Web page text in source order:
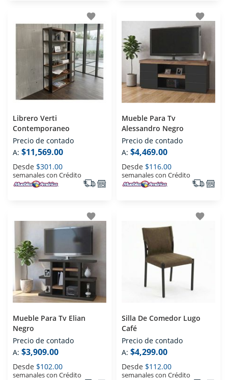
favorite
Librero Verti
Contemporaneo
Precio de contado
A: $11,569.00
Desde $301.00
semanales con Crédito
favorite
Mueble Para Tv
Alessandro Negro
Precio de contado
A: $4,469.00
Desde $116.00
semanales con Crédito
favorite
Mueble Para Tv Elian
Negro
Precio de contado
A: $3,909.00
Desde $102.00
semanales con Crédito
favorite
Silla De Comedor Lugo
Café
Precio de contado
A: $4,299.00
Desde $112.00
semanales con Crédito